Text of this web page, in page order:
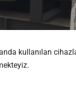
kullanılan